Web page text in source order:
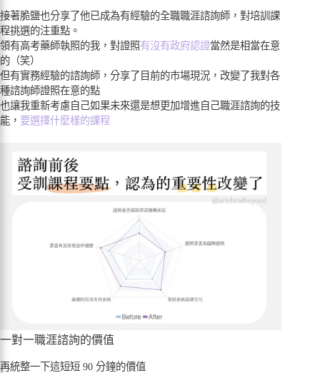
接著脆鹽也分享了他已成為有經驗的全職職涯諮詢師，對培訓課
程挑選的注重點。
領有高考藥師執照的我，對證照有沒有政府認證當然是相當在意
的（笑）
但有實務經驗的諮詢師，分享了目前的市場現況，改變了我對各
種諮詢師證照在意的點
也讓我重新考慮自己如果未來還是想更加增進自己職涯諮詢的技
能， 要選擇什麼樣的課程
一對一職涯諮詢的價值
再統整一下這短短 90 分鐘的價值